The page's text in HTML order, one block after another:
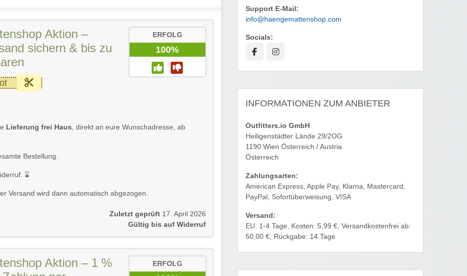
Aktion –
sichern & bis zu
ERFOLG
100%
Lieferung frei Haus, direkt an eure Wunschadresse, ab
Bestellung.
⌛️
Versand wird dann automatisch abgezogen.
Zuletzt geprüft 17. April 2026
Gültig bis auf Widerruf
Aktion – 1 %
ERFOLG
Support E-Mail:
info@haengemattenshop.com
Socials:
INFORMATIONEN ZUM ANBIETER
Outfitters.io GmbH
Heiligenstädter Lände 29/2OG
1190 Wien Österreich / Austria
Österreich
Zahlungsarten:
American Express, Apple Pay, Klarna, Mastercard,
PayPal, Sofortüberweisung, VISA
Versand:
EU: 1-4 Tage, Kosten: 5,99 €, Versandkostenfrei ab:
50,00 €, Rückgabe: 14 Tage